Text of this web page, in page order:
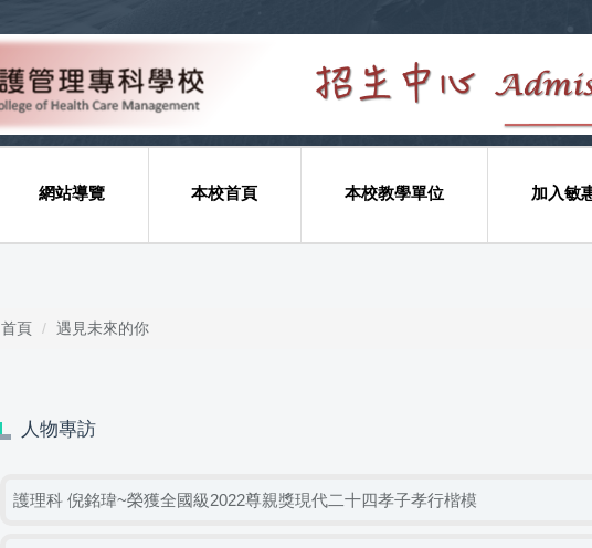
網站導覽 本校首頁 本校教學單位 加入敏
首頁 遇見未來的你
人物專訪
護理科 倪銘瑋~榮獲全國級2022尊親獎現代二十四孝子孝行楷模